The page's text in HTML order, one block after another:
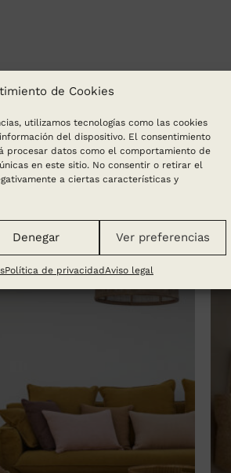
de Cookies
utilizamos tecnologías como las cookies
del dispositivo. El consentimiento
procesar datos como el comportamiento de
en este sitio. No consentir o retirar el
a ciertas características y
Denegar Ver preferencias
Política de privacidadAviso legal